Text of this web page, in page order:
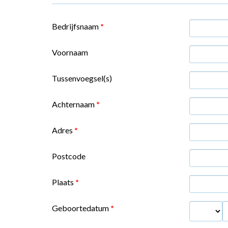
Bedrijfsnaam *
Voornaam
Tussenvoegsel(s)
Achternaam *
Adres *
Postcode
Plaats *
Geboortedatum *